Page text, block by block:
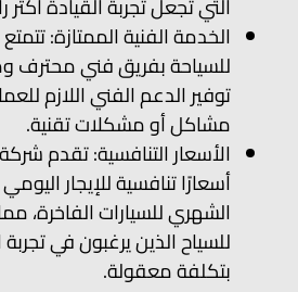
الخدمة الفنية الممتازة:
للسياحة بفريق فني
توفير الدعم الفني اللازم
مشاكل أو مشكلات تقنية.
الأسعار التنافسية: تقدم
أسعارًا تنافسية للإيجار
الشهري للسيارات الفاخرة،
للسياح الذين يرغبون في تجربة
بتكلفة معقولة.